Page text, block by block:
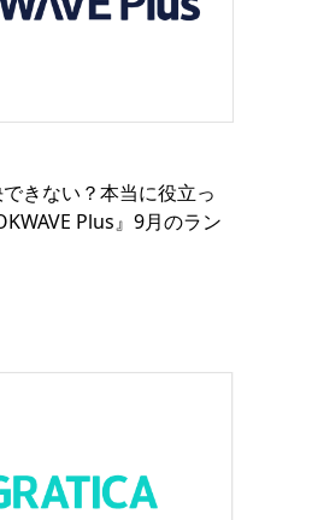
きない？本当に役立っ
Plus』9月のラン